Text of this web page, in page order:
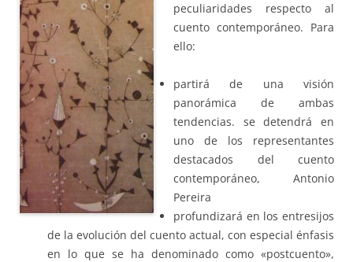
peculiaridades respecto al
cuento contemporáneo. Para
ello:
partirá de una visión
panorámica de ambas
tendencias. se detendrá en
uno de los representantes
destacados del cuento
contemporáneo, Antonio
Pereira
profundizará en los entresijos
de la evolución del cuento actual, con especial énfasis
en lo que se ha denominado como «postcuento»,